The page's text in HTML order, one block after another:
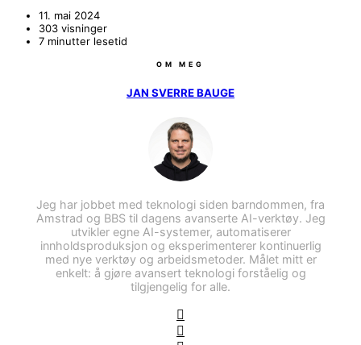
11. mai 2024
303 visninger
7 minutter lesetid
OM MEG
JAN SVERRE BAUGE
Jeg har jobbet med teknologi siden barndommen, fra
Amstrad og BBS til dagens avanserte AI-verktøy. Jeg
utvikler egne AI-systemer, automatiserer
innholdsproduksjon og eksperimenterer kontinuerlig
med nye verktøy og arbeidsmetoder. Målet mitt er
enkelt: å gjøre avansert teknologi forståelig og
tilgjengelig for alle.